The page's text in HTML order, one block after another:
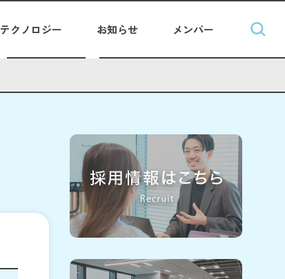
テクノロジー お知らせ メンバー